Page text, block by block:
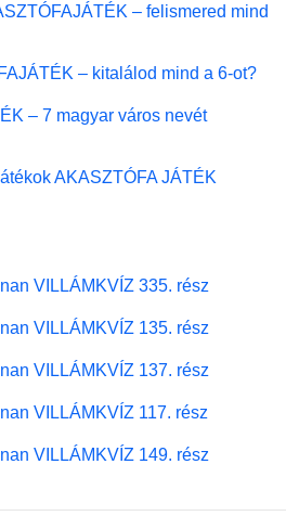
– felismered mind
– kitalálod mind a 6-ot?
– 7 magyar város nevét
AKASZTÓFA JÁTÉK
VILLÁMKVÍZ 335. rész
VILLÁMKVÍZ 135. rész
VILLÁMKVÍZ 137. rész
VILLÁMKVÍZ 117. rész
VILLÁMKVÍZ 149. rész